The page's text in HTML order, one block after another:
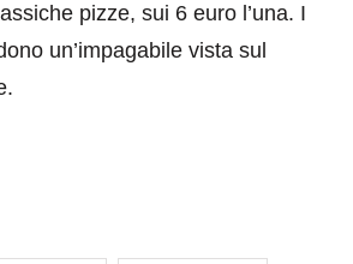
pizze, sui 6 euro l’una. I
un’impagabile vista sul